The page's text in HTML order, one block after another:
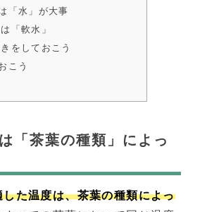
「水」が大事
「軟水」
をしておこう
こう
「茶葉の種類」によっ
した温度は、茶葉の種類によっ